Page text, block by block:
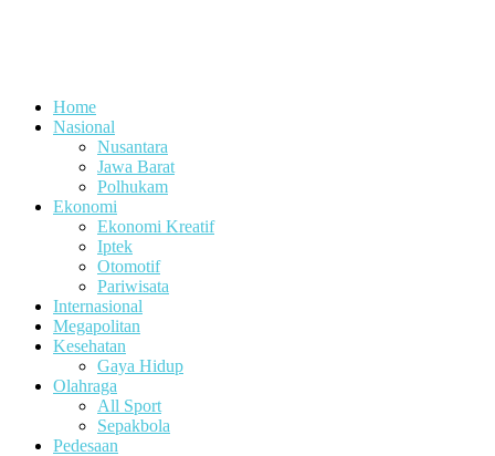
Home
Nasional
Nusantara
Jawa Barat
Polhukam
Ekonomi
Ekonomi Kreatif
Iptek
Otomotif
Pariwisata
Internasional
Megapolitan
Kesehatan
Gaya Hidup
Olahraga
All Sport
Sepakbola
Pedesaan